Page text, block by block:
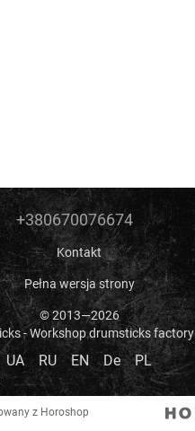
+380670076674
Kontakt
Pełna wersja strony
© 2013—2026
- Workshop drumsticks factory
UA RU EN De PL
z Horoshop